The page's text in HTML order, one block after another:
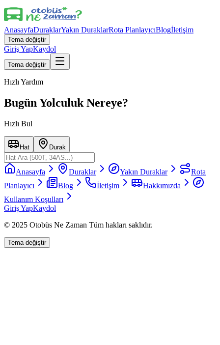
AnasayfaDuraklarYakın DuraklarRota PlanlayıcıBlogİletişim
Tema değiştir
Giriş YapKaydol
Tema değiştir
Hızlı Yardım
Bugün Yolculuk Nereye?
Hızlı Bul
Hat Durak
Anasayfa Duraklar Yakın Duraklar
Rota
Planlayıcı
Blog İletişim
Hakkımızda
Kullanım Koşulları
Giriş YapKaydol
© 2025 Otobüs Ne Zaman Tüm hakları saklıdır.
Tema değiştir